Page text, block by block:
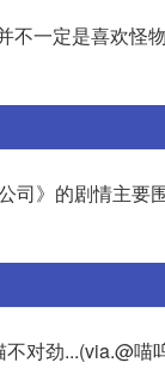
一定是喜欢怪
》的剧情主
对劲...(via.@